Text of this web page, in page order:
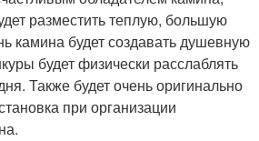
разместить теплую, большую
камина будет создавать душевную
будет физически расслаблять
Также будет очень оригинально
при организации